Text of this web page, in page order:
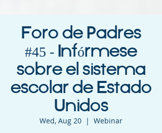
Foro de Padres
#45 - Infórmese
sobre el sistema
escolar de Estado
Unidos
Wed, Aug 20
  |
Webinar